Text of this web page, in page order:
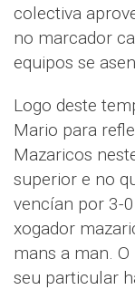
colectiva
no marcador
equipos se
Logo deste
Mario para
Mazaricos
superior e no
vencían por 3-
xogador
mans a man.
seu particular